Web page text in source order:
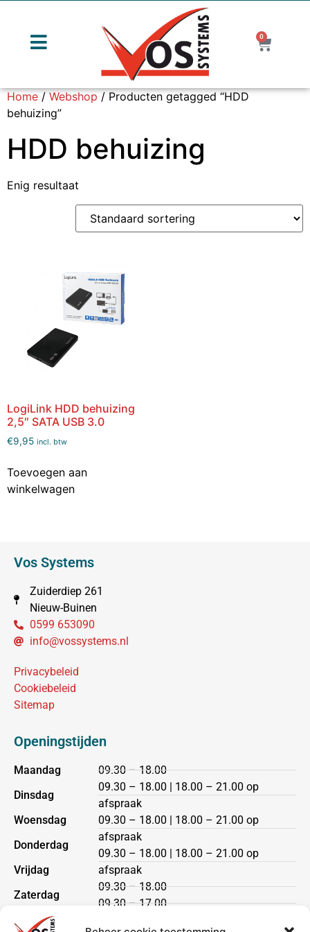
0
Home/Webshop/ Producten getagged “HDD
behuizing”
HDD behuizing
Enig resultaat
LogiLink HDD behuizing
2,5″ SATA USB 3.0
€9,95 incl. btw
Toevoegen aan
winkelwagen
Vos Systems
Zuiderdiep 261
Nieuw-Buinen
0599 653090
info@vossystems.nl
Privacybeleid
Cookiebeleid
Sitemap
Openingstijden
Maandag
Dinsdag
Woensdag
Donderdag
Vrijdag
Zaterdag
Zondag
09.30 – 18.00
09.30 – 18.00 | 18.00 – 21.00 op
afspraak
09.30 – 18.00 | 18.00 – 21.00 op
afspraak
09.30 – 18.00 | 18.00 – 21.00 op
afspraak
09.30 – 18.00
09.30 – 17.00